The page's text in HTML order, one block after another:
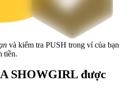
nắm giữ BTR
và kiểm tra PUSH trong ví của bạn
tiền.
SHOWGIRL được